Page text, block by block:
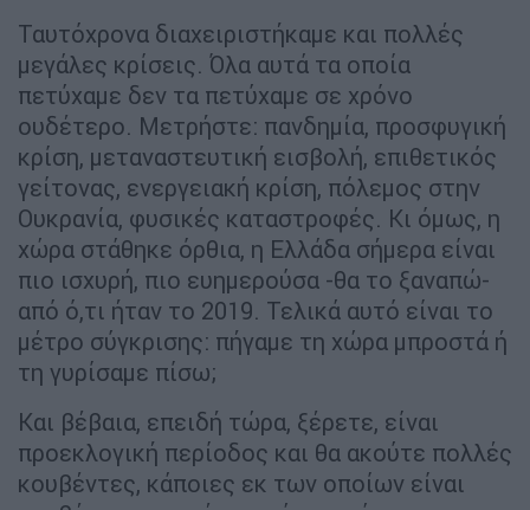
Ταυτόχρονα διαχειριστήκαμε και πολλές
μεγάλες κρίσεις. Όλα αυτά τα οποία
πετύχαμε δεν τα πετύχαμε σε χρόνο
ουδέτερο. Μετρήστε: πανδημία, προσφυγική
κρίση, μεταναστευτική εισβολή, επιθετικός
γείτονας, ενεργειακή κρίση, πόλεμος στην
Ουκρανία, φυσικές καταστροφές. Κι όμως, η
χώρα στάθηκε όρθια, η Ελλάδα σήμερα είναι
πιο ισχυρή, πιο ευημερούσα -θα το ξαναπώ-
από ό,τι ήταν το 2019. Τελικά αυτό είναι το
μέτρο σύγκρισης: πήγαμε τη χώρα μπροστά ή
τη γυρίσαμε πίσω;
Και βέβαια, επειδή τώρα, ξέρετε, είναι
προεκλογική περίοδος και θα ακούτε πολλές
κουβέντες, κάποιες εκ των οποίων είναι